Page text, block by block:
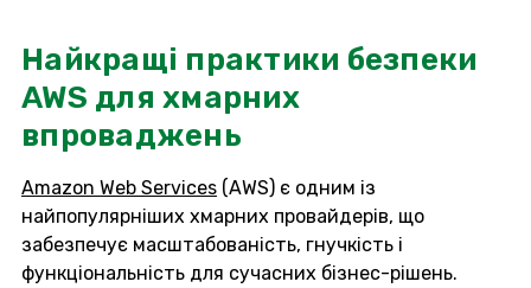
Найкращі практики безпеки
AWS для хмарних
впроваджень
Amazon Web Services (AWS) є одним із
найпопулярніших хмарних провайдерів, що
забезпечує масштабованість, гнучкість і
функціональність для сучасних бізнес-рішень.